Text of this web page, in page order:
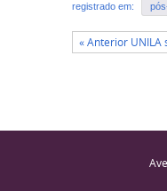
registrado em:
« Anterior UNILA